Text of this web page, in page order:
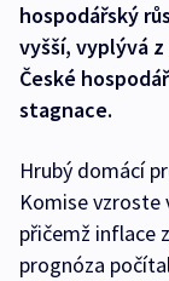
hospodářský
vyšší, vyplývá
České
stagnace.
Hrubý domácí
Komise
přičemž inflace
prognóza